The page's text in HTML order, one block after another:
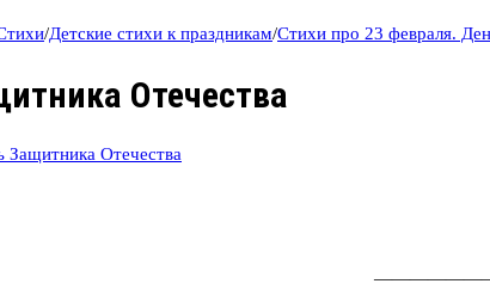
/Детские стихи к праздникам/Стихи про 23 февраля.
Отечества
Защитника Отечества